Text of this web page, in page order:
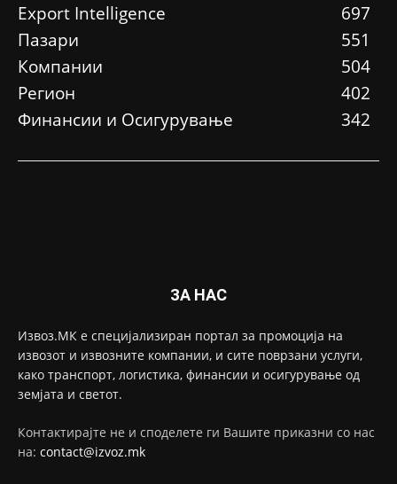
Еxport Intelligence
697
Пазари
551
Компании
504
Регион
402
Финансии и Осигурување
342
ЗА НАС
Извоз.МК е специјализиран портал за промоција на
извозот и извозните компании, и сите поврзани услуги,
како транспорт, логистика, финансии и осигурување од
земјата и светот.
Контактирајте не и споделете ги Вашите приказни со нас
на: contact@izvoz.mk